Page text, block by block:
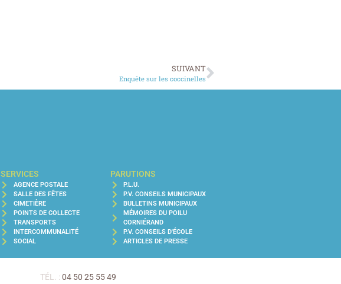
SUIVANT
Enquête sur les coccinelles
SERVICES
AGENCE POSTALE
SALLE DES FÊTES
CIMETIÈRE
POINTS DE COLLECTE
TRANSPORTS
INTERCOMMUNALITÉ
SOCIAL
PARUTIONS
P.L.U.
P.V. CONSEILS MUNICIPAUX
BULLETINS MUNICIPAUX
MÉMOIRES DU POILU
CORNIÉRAND
P.V. CONSEILS D'ÉCOLE
ARTICLES DE PRESSE
TÉL. : 04 50 25 55 49